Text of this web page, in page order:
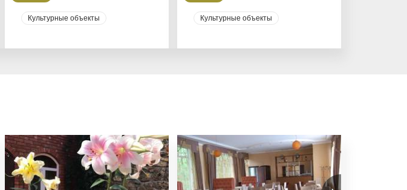
Культурные объекты Культурные объекты